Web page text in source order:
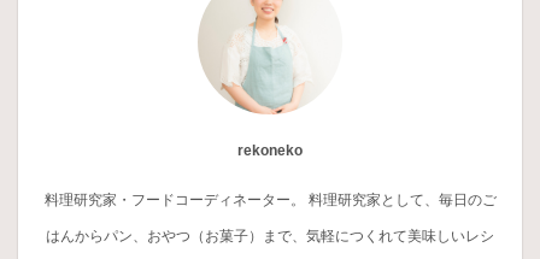
rekoneko
料理研究家・フードコーディネーター。 料理研究家として、毎日のご
はんからパン、おやつ（お菓子）まで、気軽につくれて美味しいレシ